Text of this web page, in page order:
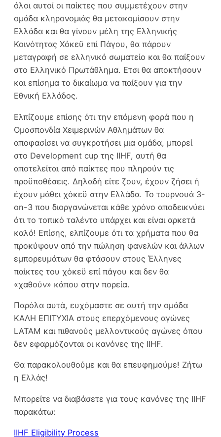
όλοι αυτοί οι παίκτες που συμμετέχουν στην
ομάδα κληρονομιάς θα μετακομίσουν στην
Ελλάδα και θα γίνουν μέλη της Ελληνικής
Κοινότητας Χόκεϋ επί Πάγου, θα πάρουν
μεταγραφή σε ελληνικό σωματείο και θα παίξουν
στο Ελληνικό Πρωτάθλημα. Ετσι θα αποκτήσουν
και επίσημα το δικαίωμα να παίξουν για την
Εθνική Ελλάδος.
Ελπίζουμε επίσης ότι την επόμενη φορά που η
Ομοσπονδία Χειμερινών Αθλημάτων θα
αποφασίσει να συγκροτήσει μια ομάδα, μπορεί
στο Development cup της IIHF, αυτή θα
αποτελείται από παίκτες που πληρούν τις
προϋποθέσεις. Δηλαδή είτε ζουν, έχουν ζήσει ή
έχουν μάθει χόκεϋ στην Ελλάδα. Το τουρνουά 3-
on-3 που διοργανώνεται κάθε χρόνο αποδεικνύει
ότι το τοπικό ταλέντο υπάρχει και είναι αρκετά
καλό! Επίσης, ελπίζουμε ότι τα χρήματα που θα
προκύψουν από την πώληση φανελών και άλλων
εμπορευμάτων θα φτάσουν στους Έλληνες
παίκτες του χόκεϋ επί πάγου και δεν θα
«χαθούν» κάπου στην πορεία.
Παρόλα αυτά, ευχόμαστε σε αυτή την ομάδα
ΚΑΛΗ ΕΠΙΤΥΧΙΑ στους επερχόμενους αγώνες
LATAM και πιθανούς μελλοντικούς αγώνες όπου
δεν εφαρμόζονται οι κανόνες της IIHF.
Θα παρακολουθούμε και θα επευφημούμε! Ζήτω
η Ελλάς!
Μπορείτε να διαβάσετε για τους κανόνες της IIHF
παρακάτω:
IIHF Eligibility Process